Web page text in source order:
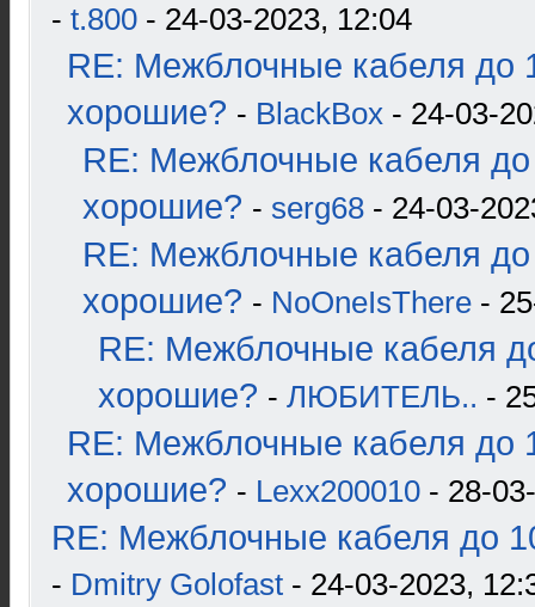
- t.800 - 24-03-2023, 12:04
RE: Межблочные кабеля до
хорошие? - BlackBox - 24-03-
RE: Межблочные кабеля до
хорошие? - serg68 - 24-03-
RE: Межблочные кабеля до
хорошие? - NoOneIsThere -
RE: Межблочные кабеля
хорошие? - ЛЮБИТЕЛЬ.. -
RE: Межблочные кабеля до
хорошие? - Lexx200010 - 28-
RE: Межблочные кабеля до
- Dmitry Golofast - 24-03-2023,